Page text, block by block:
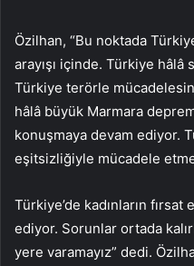
Özilhan, “Bu noktada
arayışı içinde. Türkiye hâlâ
Türkiye terörle
hâlâ büyük Marmara
konuşmaya devam ediyor.
eşitsizliğiyle mücadele
Türkiye’de kadınların
ediyor. Sorunlar ortada
yere varamayız” dedi.